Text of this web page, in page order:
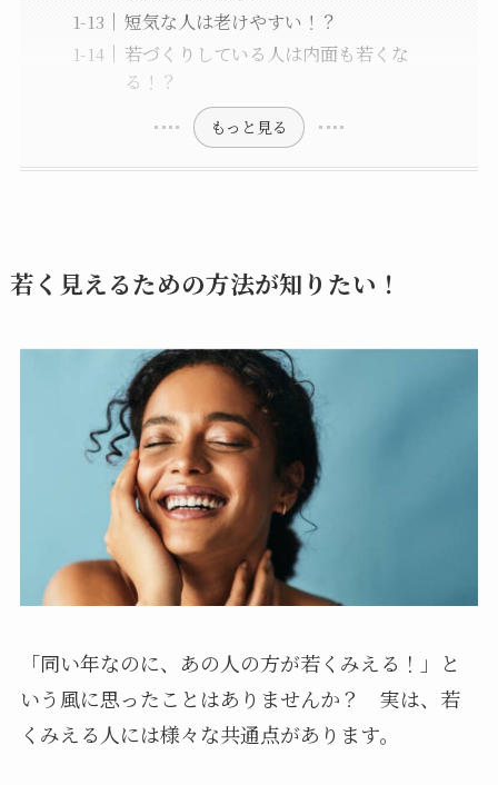
短気な人は老けやすい！？
若づくりしている人は内面も若くな
る！？
もっと見る
若く見えるための方法が知りたい！
「同い年なのに、あの人の方が若くみえる！」と
いう風に思ったことはありませんか？ 実は、若
くみえる人には様々な共通点があります。